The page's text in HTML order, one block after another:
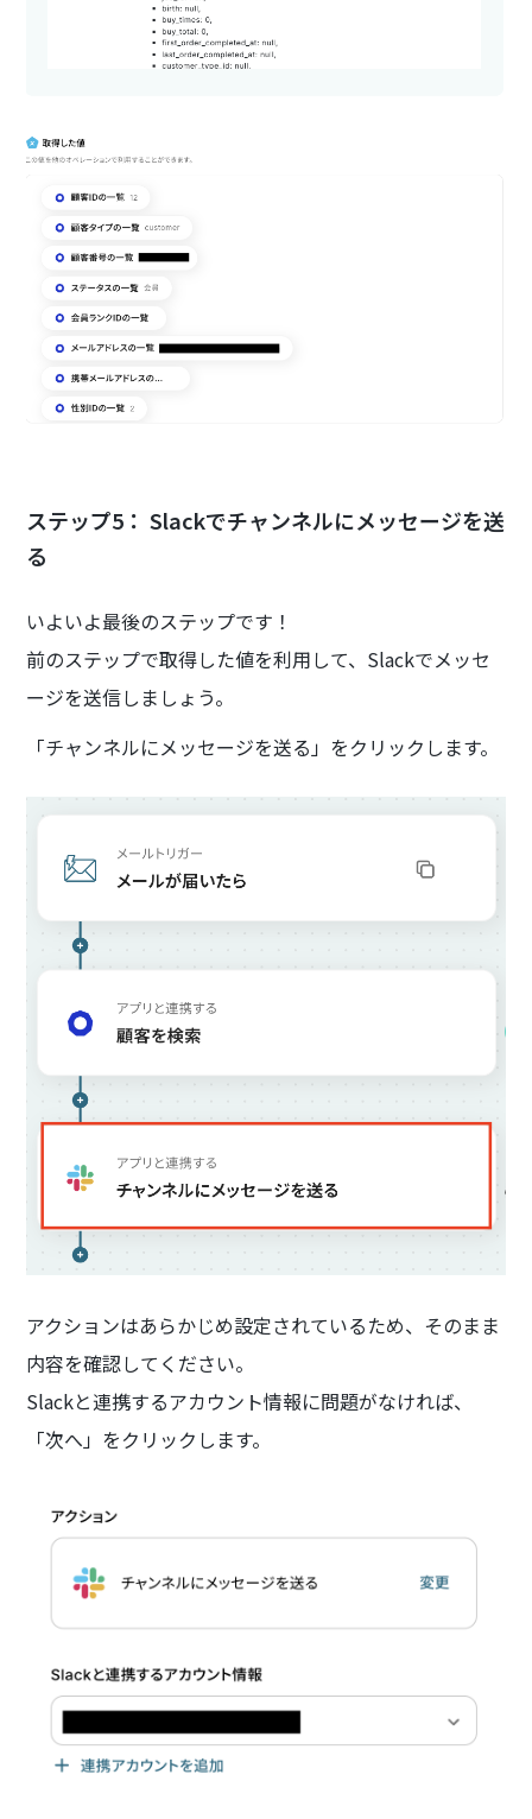
ステップ5： Slackでチャンネルにメッセージを送
る
いよいよ最後のステップです！
前のステップで取得した値を利用して、Slackでメッセ
ージを送信しましょう。
「チャンネルにメッセージを送る」をクリックします。
アクションはあらかじめ設定されているため、そのまま
内容を確認してください。
Slackと連携するアカウント情報に問題がなければ、
「次へ」をクリックします。